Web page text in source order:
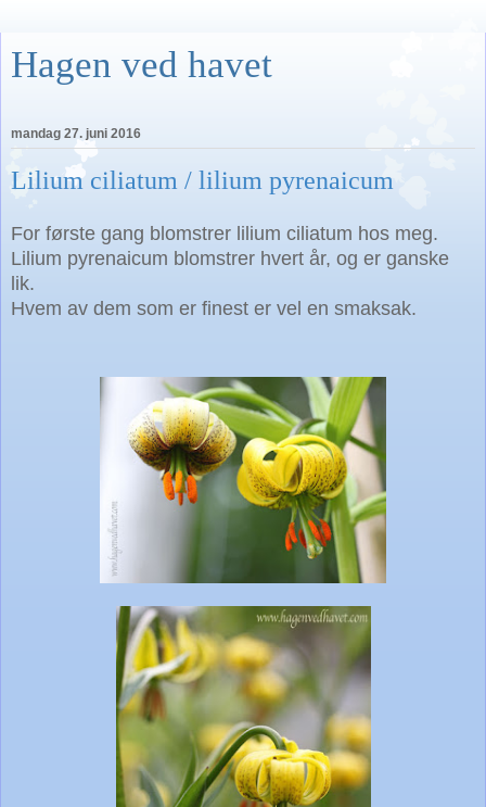
Hagen ved havet
mandag 27. juni 2016
Lilium ciliatum / lilium pyrenaicum
For første gang blomstrer lilium ciliatum hos meg.
Lilium pyrenaicum blomstrer hvert år, og er ganske
lik.
Hvem av dem som er finest er vel en smaksak.